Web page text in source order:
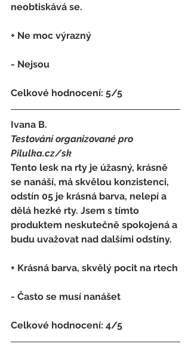
neobtiskává se.
+ Ne moc výrazný
- Nejsou
Celkové hodnocení: 5/5
Ivana B.
Testování organizované pro
Pilulka.cz/sk
Tento lesk na rty je úžasný, krásně
se nanáší, má skvělou konzistenci,
odstín 05 je krásná barva, nelepí a
dělá hezké rty. Jsem s tímto
produktem neskutečně spokojená a
budu uvažovat nad dalšími odstíny.
+ Krásná barva, skvělý pocit na rtech
- Často se musí nanášet
Celkové hodnocení: 4/5